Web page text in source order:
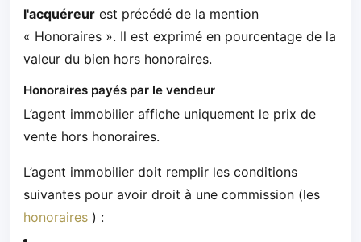
l'acquéreur est précédé de la mention
« Honoraires ». Il est exprimé en pourcentage de la
valeur du bien hors honoraires.
Honoraires payés par le vendeur
L’agent immobilier affiche uniquement le prix de
vente hors honoraires.
L’agent immobilier doit remplir les conditions
suivantes pour avoir droit à une commission (les
honoraires ) :